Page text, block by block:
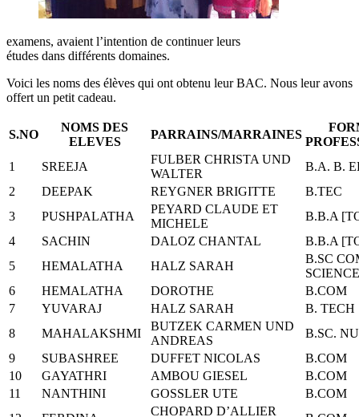
examens, avaient l’intention de continuer leurs
études dans différents domaines.
Voici les noms des élèves qui ont obtenu leur BAC. Nous leur avons
offert un petit cadeau.
S.NO
NOMS DES
ELEVES
PARRAINS/MARRAINES
1
SREEJA
FULBER CHRISTA UND
WALTER
B.A. B.
2
DEEPAK REYGNER BRIGITTE
B.TEC
3
PUSHPALATHA
PEYARD CLAUDE ET
MICHELE
B.B.A
4
SACHIN DALOZ CHANTAL
B.B.A
5
HEMALATHA HALZ SARAH
B.SC
SCIENCE
6
HEMALATHA DOROTHE
B.COM
7
YUVARAJ HALZ SARAH
B. TECH
8
MAHALAKSHMI
BUTZEK CARMEN UND
ANDREAS
B.SC.
9
SUBASHREE DUFFET NICOLAS
B.COM
10
GAYATHRI AMBOU GIESEL
B.COM
11
NANTHINI GOSSLER UTE
B.COM
CHOPARD D’ALLIER